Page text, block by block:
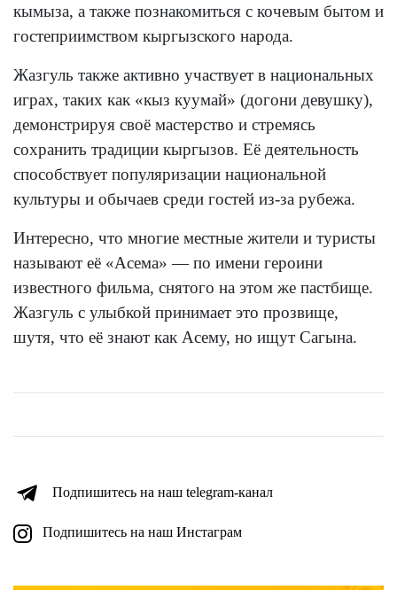
кымыза, а также познакомиться с кочевым бытом и
гостеприимством кыргызского народа.
Жазгуль также активно участвует в национальных
играх, таких как «кыз куумай» (догони девушку),
демонстрируя своё мастерство и стремясь
сохранить традиции кыргызов. Её деятельность
способствует популяризации национальной
культуры и обычаев среди гостей из-за рубежа.
Интересно, что многие местные жители и туристы
называют её «Асема» — по имени героини
известного фильма, снятого на этом же пастбище.
Жазгуль с улыбкой принимает это прозвище,
шутя, что её знают как Асему, но ищут Сагына.
Подпишитесь на наш telegram-канал
Подпишитесь на наш Инстаграм